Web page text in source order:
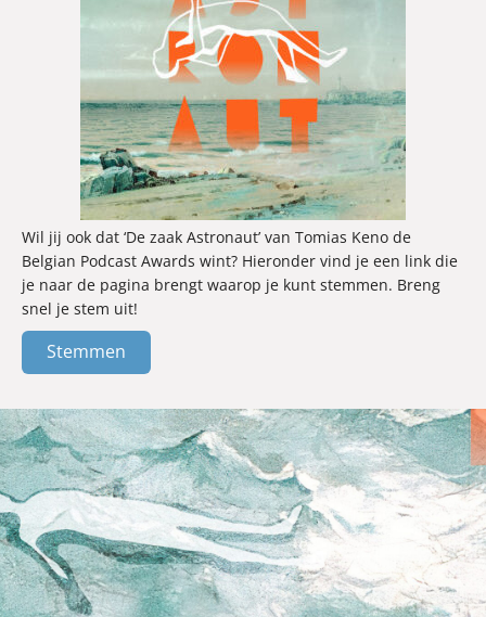
Wil jij ook dat ‘De zaak Astronaut’ van Tomias Keno de
Belgian Podcast Awards wint? Hieronder vind je een link die
je naar de pagina brengt waarop je kunt stemmen. Breng
snel je stem uit!
Stemmen